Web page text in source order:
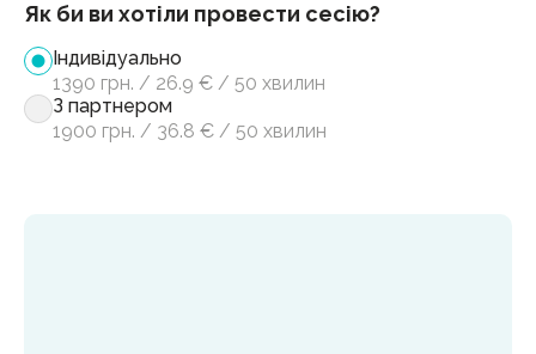
Як би ви хотіли провести сесію?
Індивідуально
1390 грн. / 26.9 € / 50 хвилин
З партнером
1900 грн. / 36.8 € / 50 хвилин